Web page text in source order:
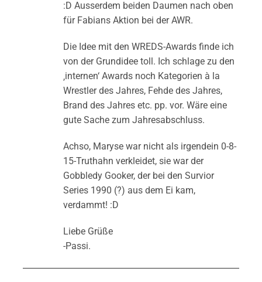
:D Ausserdem beiden Daumen nach oben
für Fabians Aktion bei der AWR.
Die Idee mit den WREDS-Awards finde ich
von der Grundidee toll. Ich schlage zu den
‚internen‘ Awards noch Kategorien à la
Wrestler des Jahres, Fehde des Jahres,
Brand des Jahres etc. pp. vor. Wäre eine
gute Sache zum Jahresabschluss.
Achso, Maryse war nicht als irgendein 0-8-
15-Truthahn verkleidet, sie war der
Gobbledy Gooker, der bei den Survior
Series 1990 (?) aus dem Ei kam,
verdammt! :D
Liebe Grüße
-Passi.